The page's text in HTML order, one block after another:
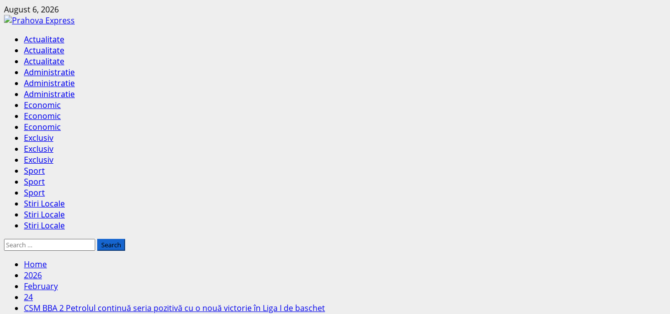
Skip
to
August 6, 2026
Primary
Menu
Actualitate
Actualitate
Actualitate
Administratie
Administratie
Administratie
Economic
Economic
Economic
Exclusiv
Exclusiv
Exclusiv
Sport
Sport
Sport
Stiri Locale
Stiri Locale
Stiri Locale
Search
Home
2026
February
24
CSM BBA 2 Petrolul continuă seria pozitivă cu o nouă victorie în Liga I de baschet